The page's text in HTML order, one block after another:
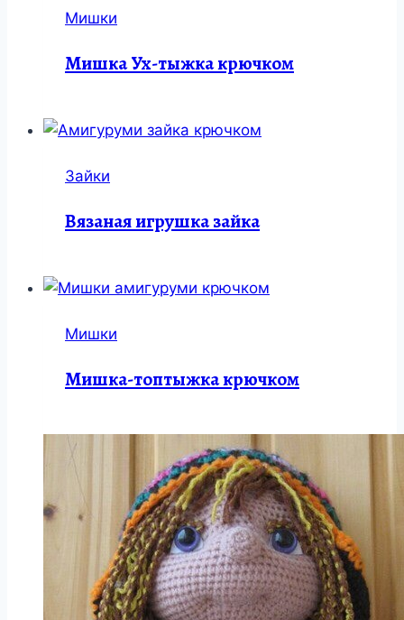
Мишки
Мишка Ух-тыжка крючком
Зайки
Вязаная игрушка зайка
Мишки
Мишка-топтыжка крючком